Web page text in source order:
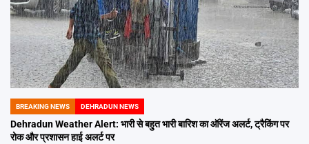
POSTED
IN
BREAKING NEWS DEHRADUN NEWS
Dehradun Weather Alert: भारी से बहुत भारी बारिश का ऑरेंज अलर्ट, ट्रैकिंग पर
रोक और प्रशासन हाई अलर्ट पर